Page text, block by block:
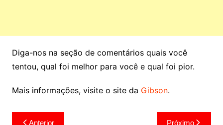
Diga-nos na seção de comentários quais você
tentou, qual foi melhor para você e qual foi pior.
Mais informações, visite o site da Gibson.
Navegação
Anterior Próximo